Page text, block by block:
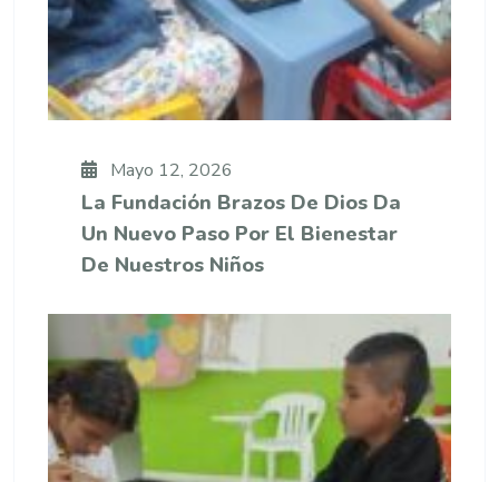
Mayo 12, 2026
La Fundación Brazos De Dios Da
Un Nuevo Paso Por El Bienestar
De Nuestros Niños